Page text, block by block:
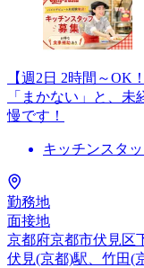
【週2日 2時間～OK
「まかない」と、
慢です！
キッチンスタ
勤務地
面接地
京都府京都市伏見区
伏見(京都)駅、竹田(